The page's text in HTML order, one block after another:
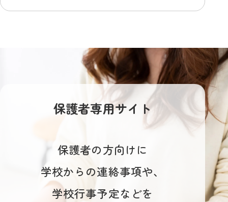
保護者専用サイト
保護者の方向けに
学校からの連絡事項や、
学校行事予定などを